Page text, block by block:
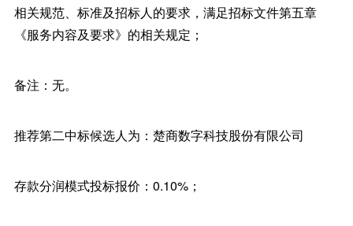
相关规范、标准及招标人的要求，满足招标文件第五章
《服务内容及要求》的相关规定；
备注：无。
推荐第二中标候选人为：楚商数字科技股份有限公司
存款分润模式投标报价：0.10%；